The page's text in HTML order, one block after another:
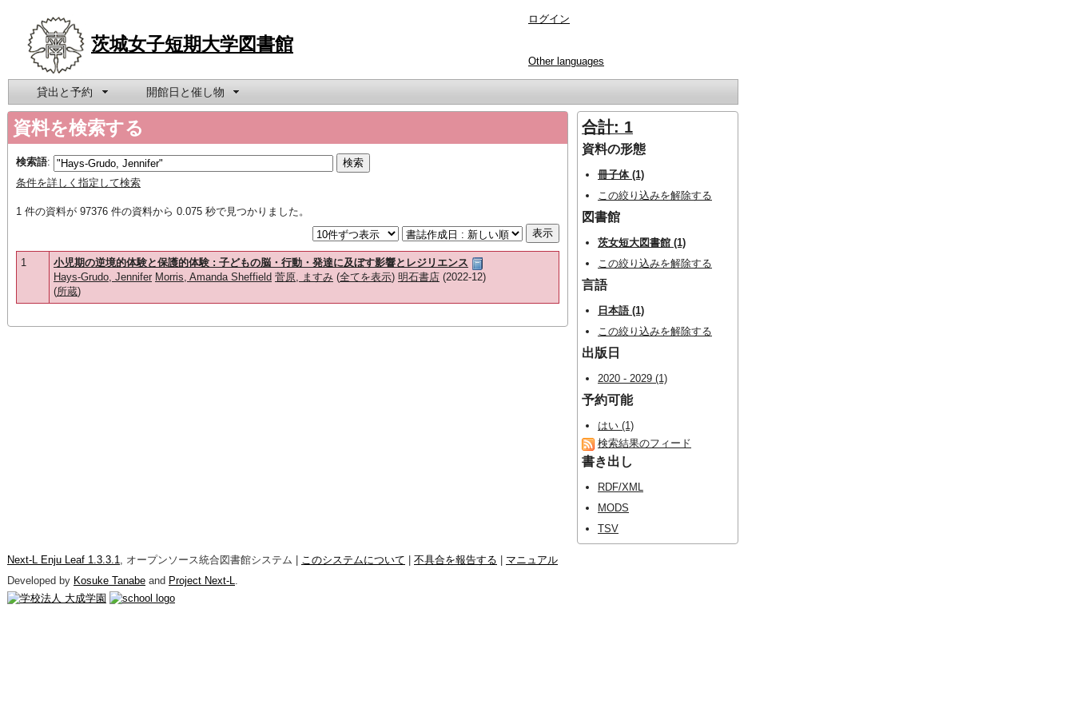
茨城女子短期大学図書館
ログイン
Other languages
貸出と予約 開館日と催し物
資料を検索する
検索語:
条件を詳しく指定して検索
1 件の資料が 97376 件の資料から 0.075 秒で見つかりました。
1
小児期の逆境的体験と保護的体験 : 子どもの脳・行動・発達に及ぼす影響とレジリエンス
Hays-Grudo, Jennifer Morris, Amanda Sheffield 菅原, ますみ (全てを表示) 明石書店 (2022-12)
(所蔵)
合計: 1
資料の形態
冊子体 (1)
この絞り込みを解除する
図書館
茨女短大図書館 (1)
この絞り込みを解除する
言語
日本語 (1)
この絞り込みを解除する
出版日
2020 - 2029 (1)
予約可能
はい (1)
検索結果のフィード
書き出し
RDF/XML
MODS
TSV
Next-L Enju Leaf 1.3.3.1, オープンソース統合図書館システム | このシステムについて 不具合を報告する
マニュアル
Developed by Kosuke Tanabe and Project Next-L.